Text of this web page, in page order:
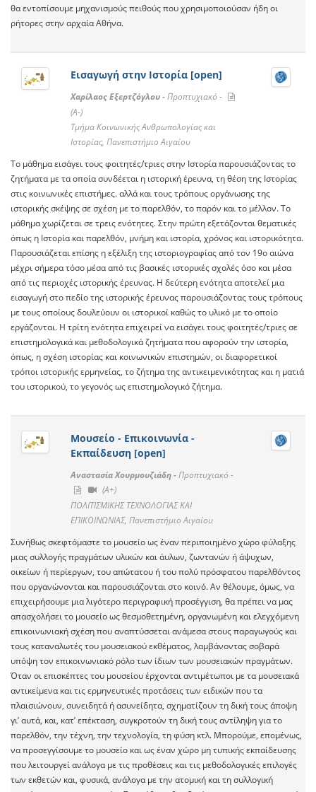
θα εντοπίσουμε μηχανισμoύς πειθούς που χρησιμοποιούσαν ήδη οι
ρήτορες στην αρχαία Αθήνα.
Εισαγωγή στην Ιστορία [open]
Χαρίλαος Εξερτζόγλου -Προπτυχιακό -
(A-)
Tμήμα Κοινωνικής Ανθρωπολογίας και
Ιστορίας, Πανεπιστήμιο Αιγαίου
Το μάθημα εισάγει τους φοιτητές/τριες στην Ιστορία παρουσιάζοντας το
ζητήματα με τα οποία συνδέεται η ιστορική έρευνα, τη θέση της Ιστορίας
στις κοινωνικές επιστήμες. αλλά και τους τρόπους οργάνωσης της
ιστορικής σκέψης σε σχέση με το παρελθόν, το παρόν και το μέλλον. Το
μάθημα χωρίζεται σε τρεις ενότητες. Στην πρώτη εξετάζονται θεματικές
όπως η Ιστορία και παρελθόν, μνήμη και ιστορία, χρόνος και ιστορικότητα.
Παρουσιάζεται επίσης η εξέλιξη της ιστοριογραφίας από τον 19ο αιώνα
μέχρι σήμερα τόσο μέσα από τις βασικές ιστορικές σχολές όσο και μέσα
από τις περιοχές ιστορικής έρευνας. Η δεύτερη ενότητα αποτελεί μια
εισαγωγή στο πεδίο της ιστορικής έρευνας παρουσιάζοντας τους τρόπους
με τους οποίους δουλεύουν οι ιστορικοί καθώς το υλικό με το οποίο
εργάζονται. Η τρίτη ενότητα επιχειρεί να εισάγει τους φοιτητές/τριες σε
επιστημολογικά και μεθοδολογικά ζητήματα που αφορούν την ιστορία,
όπως, η σχέση ιστορίας και κοινωνικών επιστημών, οι διαφορετικοί
τρόποι ιστορικής ερμηνείας, το ζήτημα της αντικειμενικότητας και η ματιά
του ιστορικού, το γεγονός ως επιστημολογικό ζήτημα.
Μουσείο - Επικοινωνία -
Εκπαίδευση [open]
Αναστασία Χουρμουζιάδη -Προπτυχιακό -
(A+)
ΠΟΛΙΤΙΣΜΙΚΗΣ ΤΕΧΝΟΛΟΓΙΑΣ ΚΑΙ
ΕΠΙΚΟΙΝΩΝΙΑΣ, Πανεπιστήμιο Αιγαίου
Συνήθως σκεφτόμαστε το μουσείο ως έναν περιποιημένο χώρο φύλαξης
μιας συλλογής πραγμάτων υλικών και άυλων, ζωντανών ή άψυχων,
οικείων ή περίεργων, του απώτατου ή του πολύ πρόσφατου παρελθόντος
που οργανώνονται και παρουσιάζονται στο κοινό. Αν θέλουμε, όμως, να
επιχειρήσουμε μια λιγότερο περιγραφική προσέγγιση, θα πρέπει να μας
απασχολήσει το μουσείο ως θεσμοθετημένη, οργανωμένη και ελεγχόμενη
επικοινωνιακή σχέση που αναπτύσσεται ανάμεσα στους παραγωγούς και
τους καταναλωτές του μουσειακού εκθέματος, λαμβάνοντας σοβαρά
υπόψη τον επικοινωνιακό ρόλο των ίδιων των μουσειακών πραγμάτων.
Όταν οι επισκέπτες του μουσείου έρχονται αντιμέτωποι με τα μουσειακά
αντικείμενα και τις ερμηνευτικές προτάσεις των ειδικών που τα
πλαισιώνουν, συνειδητά ή ασυνείδητα, σχηματίζουν τη δική τους άποψη
γι’ αυτά, και, κατ’ επέκταση, συγκροτούν τη δική τους αντίληψη για το
παρελθόν, την τέχνη, την τεχνολογία, τη φύση κτλ. Μπορούμε, επομένως,
να προσεγγίσουμε το μουσείο και ως έναν χώρο μη τυπικής εκπαίδευσης
που λειτουργεί ανάλογα με τις προθέσεις και τις μεθοδολογικές επιλογές
των εκθετών και, φυσικά, ανάλογα με την ατομική και τη συλλογική